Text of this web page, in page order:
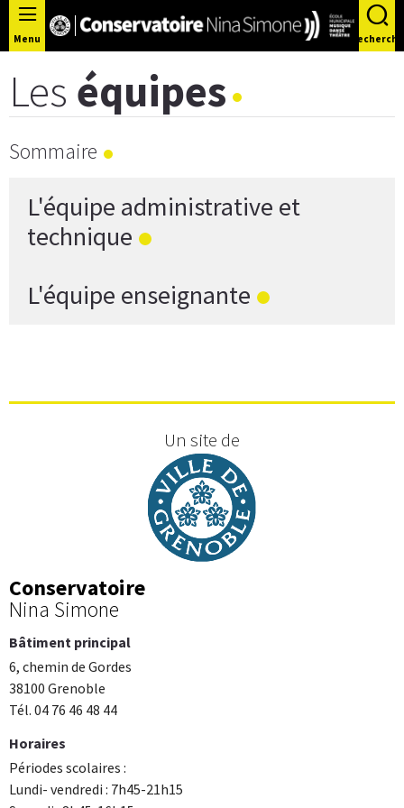
Panneau de gestion des cookies
Menu Recherche
Les équipes
Sommaire
L'équipe administrative et
technique
L'équipe enseignante
Un site de
Conservatoire
Nina Simone
Bâtiment principal
6, chemin de Gordes
38100 Grenoble
Tél. 04 76 46 48 44
Horaires
Périodes scolaires :
Lundi- vendredi : 7h45-21h15